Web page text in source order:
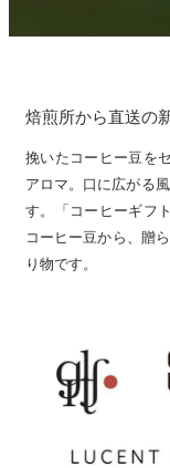
焙煎所から直送の
挽いたコーヒー豆を
アロマ。口に広がる
す。「コーヒーギフ
コーヒー豆から、贈
り物です。